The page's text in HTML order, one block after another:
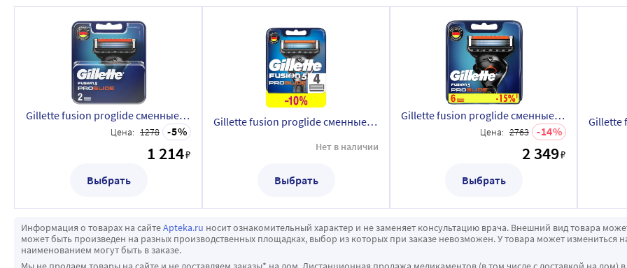
Gillette fusion proglide сменные кассеты для бритья 2 шт.
Цена: 1278 5
1 214₽
Выбрать
Gillette fusion proglide сменные кассеты для бритья 4 шт.
Нет в наличии
Выбрать
Gillette fusion proglide сменные кассеты для бритья 6 шт.
Цена: 2763 14
2 349₽
Выбрать
Информация о товарах на сайтеApteka.ru носит ознакомительный характер и не заменяет консультацию врача. Внешний вид товара
может быть произведен на разных производственных площадках, выбор из которых при заказе невозможен. У товара может измениться
наименованием могут быть в заказе.